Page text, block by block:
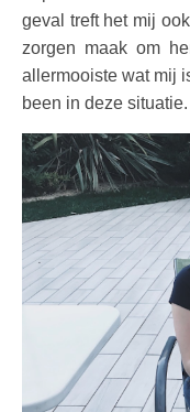
geval treft het mij
zorgen maak om
allermooiste wat mij
been in deze situatie.